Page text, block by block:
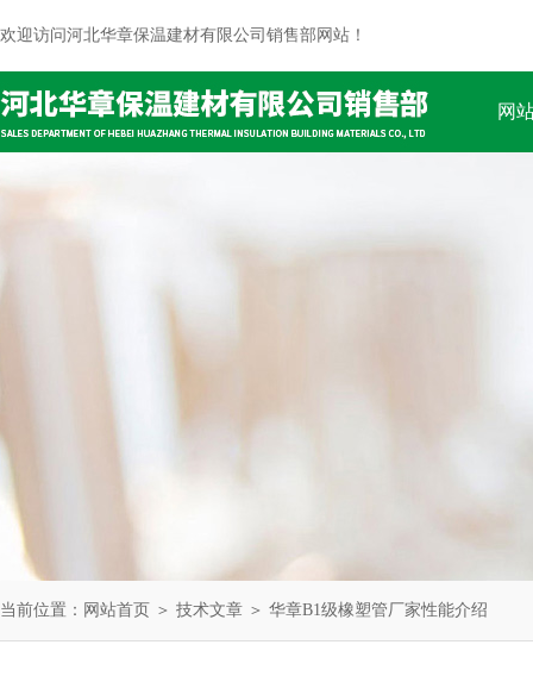
欢迎访问河北华章保温建材有限公司销售部网站！
网
当前位置： 网站首页 ＞ 技术文章 ＞ 华章B1级橡塑管厂家性能介绍